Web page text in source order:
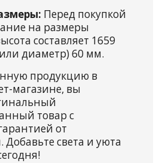
Перед покупкой
на размеры
составляет 1659
диаметр) 60 мм.
продукцию в
магазине, вы
товар с
от
Добавьте света и уюта